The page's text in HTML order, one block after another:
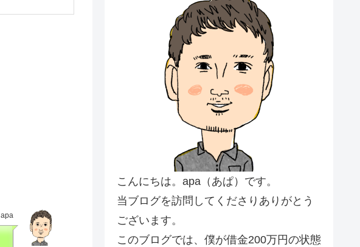
apa
こんにちは。apa（あぱ）です。
当ブログを訪問してくださりありがとう
ございます。
このブログでは、僕が借金200万円の状態